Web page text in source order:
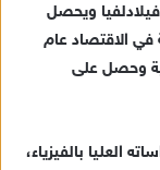
ويحصل
في الاقتصاد عام
وحصل على
العليا بالفيزياء،